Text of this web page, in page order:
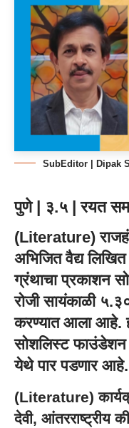
SubEditor | Dipak
पुणे | ३.५ | रयत
(Literature)
अभिजित वैद्य लिखित
ग्रंथाचा प्रकाशन
रोजी सायंकाळी
करण्यात आला आहे.
सोशलिस्ट फाउंडेशन
येथे पार पडणार आहे.
(Literature)
देवी, आंतरराष्ट्रीय